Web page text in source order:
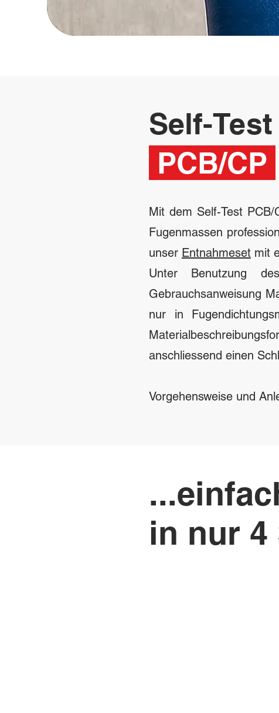
Self-
PCB/CP
Mit dem Self-Test
Fugenmassen
unser Entnahmeset mit
Unter Benutzung
Gebrauchsanweisung
nur in
anschliessend einen
Vorgehensweise und
in nur 4